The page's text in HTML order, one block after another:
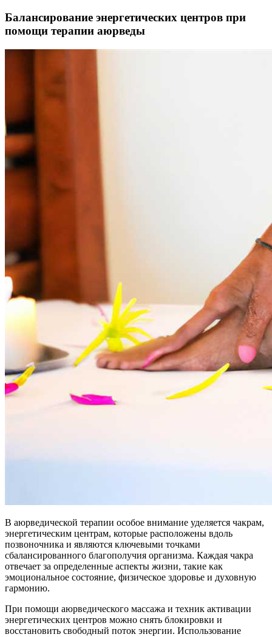
Балансирование энергетических центров при
помощи терапии аюрведы
В аюрведической терапии особое внимание уделяется чакрам,
энергетическим центрам, которые расположены вдоль
позвоночника и являются ключевыми точками
сбалансированного благополучия организма. Каждая чакра
отвечает за определенные аспекты жизни, такие как
эмоциональное состояние, физическое здоровье и духовную
гармонию.
При помощи аюрведического массажа и техник активации
энергетических центров можно снять блокировки и
восстановить свободный поток энергии. Использование